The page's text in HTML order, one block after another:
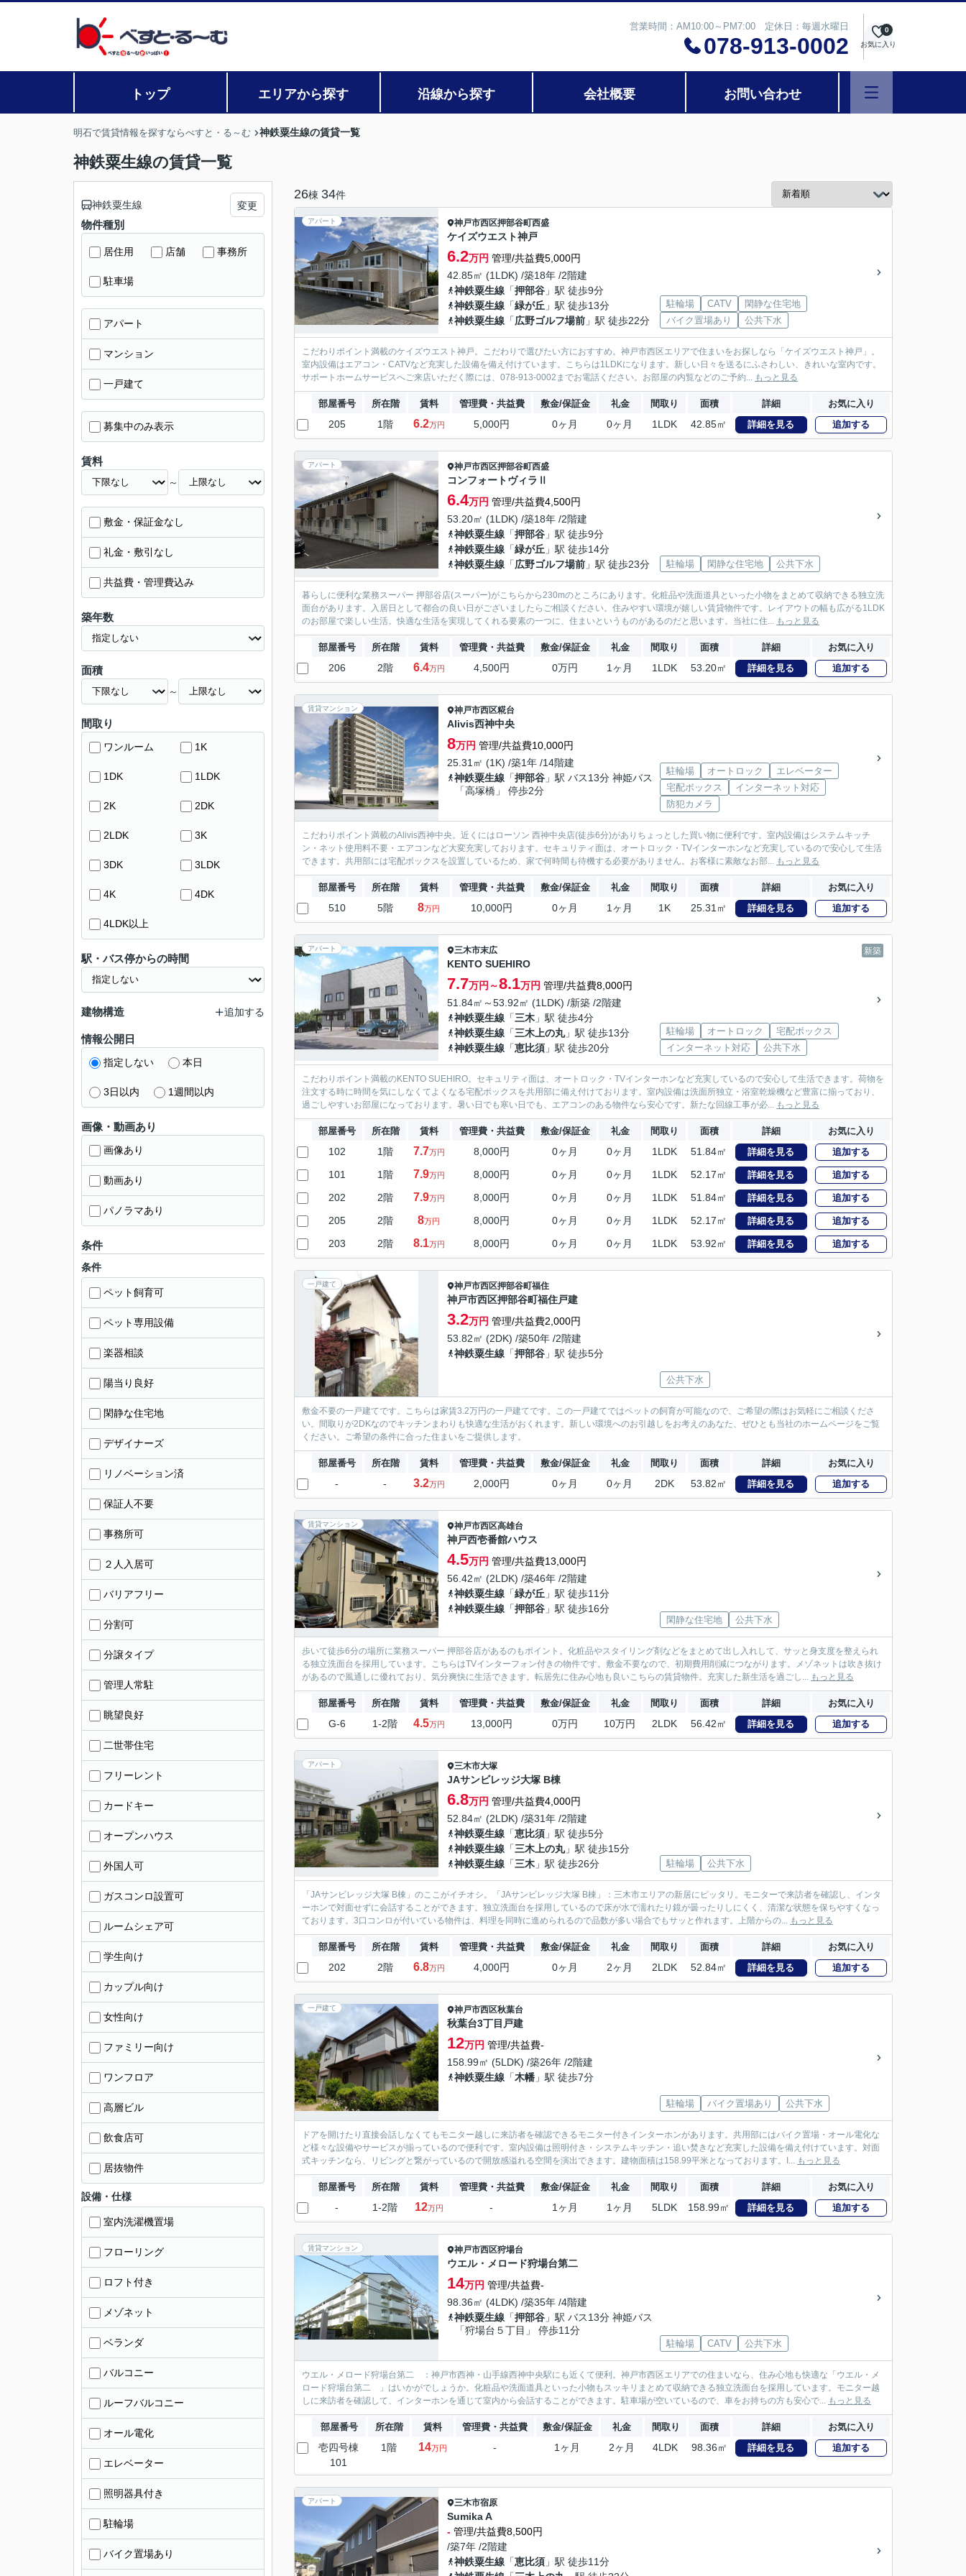
営業時間：AM10:00～PM7:00 定休日：毎週水曜日
078-913-0002 お気に入り
0
トップ エリアから探す 沿線から探す 会社概要 お問い合わせ
明石で賃貸情報を探すならべすと・る～む 神鉄粟生線の賃貸一覧
神鉄粟生線の賃貸一覧
26棟 34件
アパート 神戸市西区押部谷町西盛
ケイズウエスト神戸
6.2万円 管理/共益費5,000円
42.85㎡ (1LDK) /築18年 /2階建
神鉄粟生線 「押部谷 」駅 徒歩9分
神鉄粟生線 「緑が丘 」駅 徒歩13分
神鉄粟生線 「広野ゴルフ場前 」駅 徒歩22分
駐輪場 CATV
閑静な住宅地
バイク置場あり
公共下水
こだわりポイント満載のケイズウエスト神戸。こだわりで選びたい方におすすめ。神戸市西区エリアで住まいをお探しなら「ケイズウエスト神戸」。
室内設備はエアコン・CATVなど充実した設備を備え付けています。こちらは1LDKになります。新しい日々を送るにふさわしい、きれいな室内です。
サポートホームサービスへご来店いただく際には、078-913-0002までお電話ください。お部屋の内覧などのご予約... もっと見る
部屋番号 所在階 賃料 管理費・共益費 敷金/保証金 礼金 間取り 面積 詳細 お気に入り
205 1階 6.2万円 5,000円 0ヶ月 0ヶ月 1LDK 42.85㎡ 詳細を見る 追加する
アパート 神戸市西区押部谷町西盛
コンフォートヴィラⅡ
6.4万円 管理/共益費4,500円
53.20㎡ (1LDK) /築18年 /2階建
神鉄粟生線 「押部谷 」駅 徒歩9分
神鉄粟生線 「緑が丘 」駅 徒歩14分
神鉄粟生線 「広野ゴルフ場前 」駅 徒歩23分 駐輪場 閑静な住宅地 公共下水
暮らしに便利な業務スーパー 押部谷店(スーパー)がこちらから230mのところにあります。化粧品や洗面道具といった小物をまとめて収納できる独立洗
面台があります。入居日として都合の良い日がございましたらご相談ください。住みやすい環境が嬉しい賃貸物件です。レイアウトの幅も広がる1LDK
のお部屋で楽しい生活。快適な生活を実現してくれる要素の一つに、住まいというものがあるのだと思います。当社に住... もっと見る
部屋番号 所在階 賃料 管理費・共益費 敷金/保証金 礼金 間取り 面積 詳細 お気に入り
206 2階 6.4万円 4,500円 0万円 1ヶ月 1LDK 53.20㎡ 詳細を見る 追加する
賃貸マンション 神戸市西区糀台
Alivis西神中央
8万円 管理/共益費10,000円
25.31㎡ (1K) /築1年 /14階建
神鉄粟生線 「押部谷 」駅 バス13分 神姫バス
「高塚橋」 停歩2分
駐輪場 オートロック
エレベーター
宅配ボックス
インターネット対応
防犯カメラ
こだわりポイント満載のAlivis西神中央。近くにはローソン 西神中央店(徒歩6分)がありちょっとした買い物に便利です。室内設備はシステムキッチ
ン・ネット使用料不要・エアコンなど大変充実しております。セキュリティ面は、オートロック・TVインターホンなど充実しているので安心して生活
できます。共用部には宅配ボックスを設置しているため、家で何時間も待機する必要がありません。お客様に素敵なお部... もっと見る
部屋番号 所在階 賃料 管理費・共益費 敷金/保証金 礼金 間取り 面積 詳細 お気に入り
510 5階 8万円 10,000円 0ヶ月 1ヶ月 1K 25.31㎡ 詳細を見る 追加する
アパート 新築
三木市末広
KENTO SUEHIRO
7.7万円～8.1万円 管理/共益費8,000円
51.84㎡～53.92㎡ (1LDK) /新築 /2階建
神鉄粟生線 「三木 」駅 徒歩4分
神鉄粟生線 「三木上の丸」駅 徒歩13分
神鉄粟生線 「恵比須 」駅 徒歩20分
駐輪場 オートロック
宅配ボックス
インターネット対応
公共下水
こだわりポイント満載のKENTO SUEHIRO。セキュリティ面は、オートロック・TVインターホンなど充実しているので安心して生活できます。荷物を
注文する時に時間を気にしなくてよくなる宅配ボックスを共用部に備え付けております。室内設備は洗面所独立・浴室乾燥機など豊富に揃っており、
過ごしやすいお部屋になっております。暑い日でも寒い日でも、エアコンのある物件なら安心です。新たな回線工事が必... もっと見る
部屋番号 所在階 賃料 管理費・共益費 敷金/保証金 礼金 間取り 面積 詳細 お気に入り
102 1階 7.7万円 8,000円 0ヶ月 0ヶ月 1LDK 51.84㎡ 詳細を見る 追加する
101 1階 7.9万円 8,000円 0ヶ月 0ヶ月 1LDK 52.17㎡ 詳細を見る 追加する
202 2階 7.9万円 8,000円 0ヶ月 0ヶ月 1LDK 51.84㎡ 詳細を見る 追加する
205 2階 8万円 8,000円 0ヶ月 0ヶ月 1LDK 52.17㎡ 詳細を見る 追加する
203 2階 8.1万円 8,000円 0ヶ月 0ヶ月 1LDK 53.92㎡ 詳細を見る 追加する
一戸建て 神戸市西区押部谷町福住
神戸市西区押部谷町福住戸建
3.2万円 管理/共益費2,000円
53.82㎡ (2DK) /築50年 /2階建
神鉄粟生線 「押部谷 」駅 徒歩5分
公共下水
敷金不要の一戸建てです。こちらは家賃3.2万円の一戸建てです。この一戸建てではペットの飼育が可能なので、ご希望の際はお気軽にご相談くださ
い。間取りが2DKなのでキッチンまわりも快適な生活がおくれます。新しい環境へのお引越しをお考えのあなた、ぜひとも当社のホームページをご覧
ください。ご希望の条件に合った住まいをご提供します。
部屋番号 所在階 賃料 管理費・共益費 敷金/保証金 礼金 間取り 面積 詳細 お気に入り
- - 3.2万円 2,000円 0ヶ月 0ヶ月 2DK 53.82㎡ 詳細を見る 追加する
賃貸マンション 神戸市西区高雄台
神戸西壱番館ハウス
4.5万円 管理/共益費13,000円
56.42㎡ (2LDK) /築46年 /2階建
神鉄粟生線 「緑が丘 」駅 徒歩11分
神鉄粟生線 「押部谷 」駅 徒歩16分
閑静な住宅地 公共下水
歩いて徒歩6分の場所に業務スーパー 押部谷店があるのもポイント。化粧品やスタイリング剤などをまとめて出し入れして、サッと身支度を整えられ
る独立洗面台を採用しています。こちらはTVインターフォン付きの物件です。敷金不要なので、初期費用削減につながります。メゾネットは吹き抜け
があるので風通しに優れており、気分爽快に生活できます。転居先に住み心地も良いこちらの賃貸物件。充実した新生活を過ごし... もっと見る
部屋番号 所在階 賃料 管理費・共益費 敷金/保証金 礼金 間取り 面積 詳細 お気に入り
G-6 1-2階 4.5万円 13,000円 0万円 10万円 2LDK 56.42㎡ 詳細を見る 追加する
アパート 三木市大塚
JAサンビレッジ大塚 B棟
6.8万円 管理/共益費4,000円
52.84㎡ (2LDK) /築31年 /2階建
神鉄粟生線 「恵比須 」駅 徒歩5分
神鉄粟生線 「三木上の丸」駅 徒歩15分
神鉄粟生線 「三木 」駅 徒歩26分 駐輪場 公共下水
「JAサンビレッジ大塚 B棟」のここがイチオシ。「JAサンビレッジ大塚 B棟」：三木市エリアの新居にピッタリ。モニターで来訪者を確認し、インタ
ーホンで対面せずに会話することができます。独立洗面台を採用しているので床が水で濡れたり鏡が曇ったりしにくく、清潔な状態を保ちやすくなっ
ております。3口コンロが付いている物件は、料理を同時に進められるので品数が多い場合でもサッと作れます。上階からの... もっと見る
部屋番号 所在階 賃料 管理費・共益費 敷金/保証金 礼金 間取り 面積 詳細 お気に入り
202 2階 6.8万円 4,000円 0ヶ月 2ヶ月 2LDK 52.84㎡ 詳細を見る 追加する
一戸建て 神戸市西区秋葉台
秋葉台3丁目戸建
12万円 管理/共益費-
158.99㎡ (5LDK) /築26年 /2階建
神鉄粟生線 「木幡 」駅 徒歩7分
駐輪場 バイク置場あり 公共下水
ドアを開けたり直接会話しなくてもモニター越しに来訪者を確認できるモニター付きインターホンがあります。共用部にはバイク置場・オール電化な
ど様々な設備やサービスが揃っているので便利です。室内設備は照明付き・システムキッチン・追い焚きなど充実した設備を備え付けています。対面
式キッチンなら、リビングと繋がっているので開放感溢れる空間を演出できます。建物面積は158.99平米となっております。I... もっと見る
部屋番号 所在階 賃料 管理費・共益費 敷金/保証金 礼金 間取り 面積 詳細 お気に入り
- 1-2階 12万円 - 1ヶ月 1ヶ月 5LDK 158.99㎡ 詳細を見る 追加する
賃貸マンション 神戸市西区狩場台
ウエル・メロード狩場台第二
14万円 管理/共益費-
98.36㎡ (4LDK) /築35年 /4階建
神鉄粟生線 「押部谷 」駅 バス13分 神姫バス
「狩場台５丁目」 停歩11分
駐輪場 CATV 公共下水
ウエル・メロード狩場台第二 ：神戸市西神・山手線西神中央駅にも近くて便利。神戸市西区エリアでの住まいなら、住み心地も快適な「ウエル・メ
ロード狩場台第二 」はいかがでしょうか。化粧品や洗面道具といった小物もスッキリまとめて収納できる独立洗面台を採用しています。モニター越
しに来訪者を確認して、インターホンを通じて室内から会話することができます。駐車場が空いているので、車をお持ちの方も安心で... もっと見る
部屋番号 所在階 賃料 管理費・共益費 敷金/保証金 礼金 間取り 面積 詳細 お気に入り
壱四号棟
101
1階 14万円 - 1ヶ月 2ヶ月 4LDK 98.36㎡ 詳細を見る 追加する
アパート 三木市宿原
Sumika A
- 管理/共益費8,500円
/築7年 /2階建
神鉄粟生線 「恵比須 」駅 徒歩11分
神鉄粟生線 変更
物件種別
居住用 店舗 事務所
駐車場
アパート
マンション
一戸建て
募集中のみ表示
賃料
～
敷金・保証金なし
礼金・敷引なし
共益費・管理費込み
築年数
面積
～
間取り
ワンルーム 1K
1DK 1LDK
2K 2DK
2LDK 3K
3DK 3LDK
4K 4DK
4LDK以上
駅・バス停からの時間
建物構造 追加する
情報公開日
指定しない 本日
3日以内 1週間以内
画像・動画あり
画像あり
動画あり
パノラマあり
条件
条件
ペット飼育可
ペット専用設備
楽器相談
陽当り良好
閑静な住宅地
デザイナーズ
リノベーション済
保証人不要
事務所可
２人入居可
バリアフリー
分割可
分譲タイプ
管理人常駐
眺望良好
二世帯住宅
フリーレント
カードキー
オープンハウス
外国人可
ガスコンロ設置可
ルームシェア可
学生向け
カップル向け
女性向け
ファミリー向け
ワンフロア
高層ビル
飲食店可
居抜物件
設備・仕様
室内洗濯機置場
フローリング
ロフト付き
メゾネット
ベランダ
バルコニー
ルーフバルコニー
オール電化
エレベーター
照明器具付き
駐輪場
バイク置場あり